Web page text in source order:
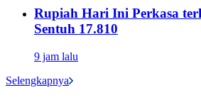
Rupiah Hari Ini Perkasa
Sentuh 17.810
9 jam lalu
Selengkapnya